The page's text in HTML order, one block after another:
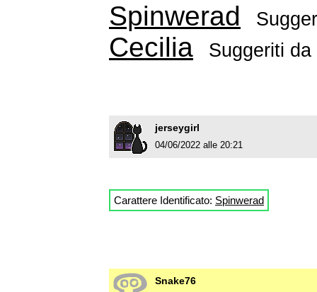
Spinwerad
Cecilia Suggeriti da
jerseygirl
04/06/2022 alle 20:21
Carattere Identificato: Spinwerad
Snake76